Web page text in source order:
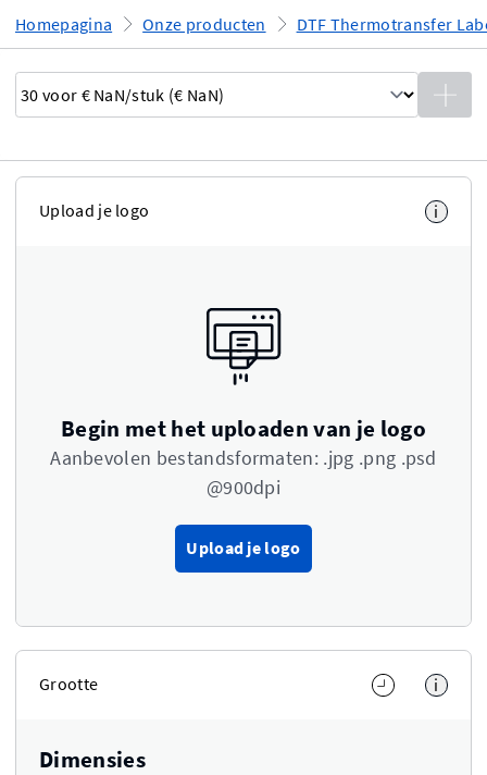
Homepagina Onze producten DTF Thermotransfer
Upload je logo i
Begin met het uploaden van je logo
Aanbevolen bestandsformaten: .jpg .png .psd
@900dpi
Upload je logo
Grootte i
Dimensies